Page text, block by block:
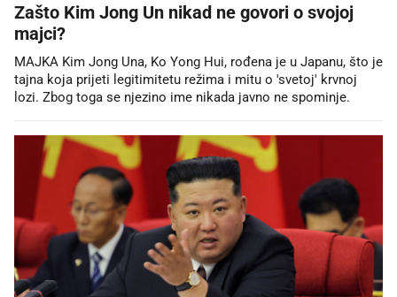
Zašto Kim Jong Un nikad ne govori o svojoj
majci?
MAJKA Kim Jong Una, Ko Yong Hui, rođena je u Japanu, što je
tajna koja prijeti legitimitetu režima i mitu o 'svetoj' krvnoj
lozi. Zbog toga se njezino ime nikada javno ne spominje.